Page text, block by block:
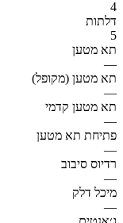
4
דלתות
5
תא מטען
—
תא מטען (מקופל)
—
תא מטען קדמי
—
פתיחת תא מטען
—
רדיוס סיבוב
—
מיכל דלק
—